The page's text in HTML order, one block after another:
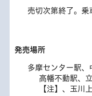
売切次第終了。
発売場所
多摩センター駅、
高幡不動駅、
【注】、玉川